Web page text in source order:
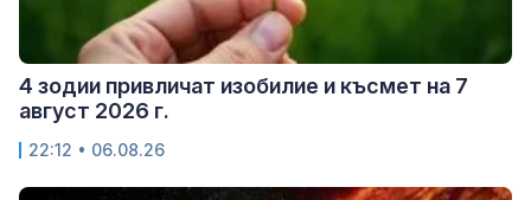
4 зодии привличат изобилие и късмет на 7
август 2026 г.
22:12 • 06.08.26